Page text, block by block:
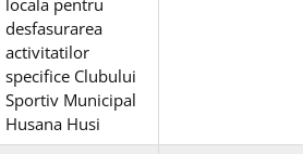
locala pentru
desfasurarea
activitatilor
specifice Clubului
Sportiv Municipal
Husana Husi